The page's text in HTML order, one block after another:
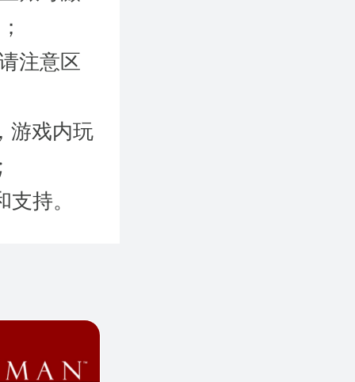
注意区
游戏内玩
持。